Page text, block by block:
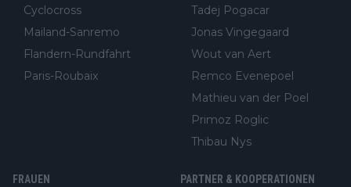
Cyclocross
Mailand-Sanremo
Flandern-Rundfahrt
Paris-Roubaix
Tadej Pogacar
Jonas Vingegaard
Wout van Aert
Remco Evenepoel
Mathieu van der Poel
Primoz Roglic
Thibau Nys
FRAUEN PARTNER & KOOPERATIONEN